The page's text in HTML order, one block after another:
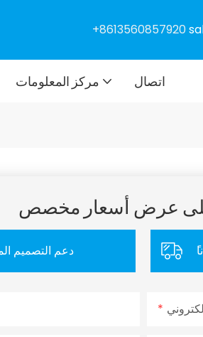
+8613560857920
مركز المعلومات اتصال
عرض أسعار مخصص
دعم التصميم